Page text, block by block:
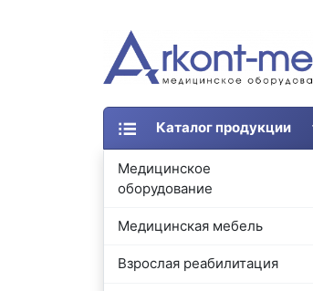
Каталог продукции
Медицинское
оборудование
Медицинская мебель
Взрослая реабилитация